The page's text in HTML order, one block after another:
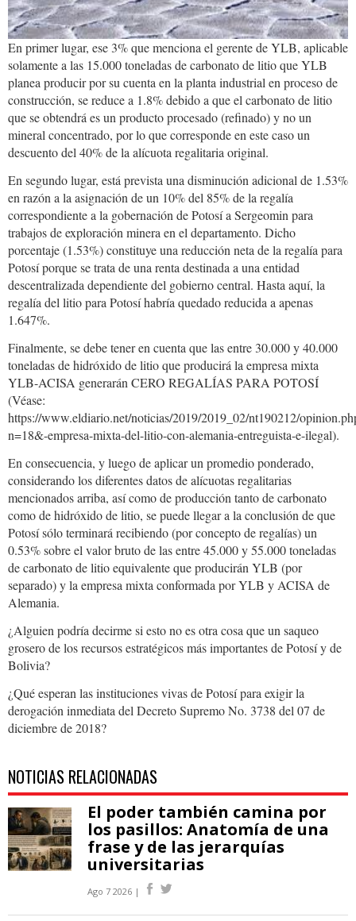
En primer lugar, ese 3% que menciona el gerente de YLB, aplicable
solamente a las 15.000 toneladas de carbonato de litio que YLB
planea producir por su cuenta en la planta industrial en proceso de
construcción, se reduce a 1.8% debido a que el carbonato de litio
que se obtendrá es un producto procesado (refinado) y no un
mineral concentrado, por lo que corresponde en este caso un
descuento del 40% de la alícuota regalitaria original.
En segundo lugar, está prevista una disminución adicional de 1.53%
en razón a la asignación de un 10% del 85% de la regalía
correspondiente a la gobernación de Potosí a Sergeomin para
trabajos de exploración minera en el departamento. Dicho
porcentaje (1.53%) constituye una reducción neta de la regalía para
Potosí porque se trata de una renta destinada a una entidad
descentralizada dependiente del gobierno central. Hasta aquí, la
regalía del litio para Potosí habría quedado reducida a apenas
1.647%.
Finalmente, se debe tener en cuenta que las entre 30.000 y 40.000
toneladas de hidróxido de litio que producirá la empresa mixta
YLB-ACISA generarán CERO REGALÍAS PARA POTOSÍ
(Véase:
https://www.eldiario.net/noticias/2019/2019_02/nt190212/
n=18&-empresa-mixta-del-litio-con-alemania-entreguista-e-ilegal).
En consecuencia, y luego de aplicar un promedio ponderado,
considerando los diferentes datos de alícuotas regalitarias
mencionados arriba, así como de producción tanto de carbonato
como de hidróxido de litio, se puede llegar a la conclusión de que
Potosí sólo terminará recibiendo (por concepto de regalías) un
0.53% sobre el valor bruto de las entre 45.000 y 55.000 toneladas
de carbonato de litio equivalente que producirán YLB (por
separado) y la empresa mixta conformada por YLB y ACISA de
Alemania.
¿Alguien podría decirme si esto no es otra cosa que un saqueo
grosero de los recursos estratégicos más importantes de Potosí y de
Bolivia?
¿Qué esperan las instituciones vivas de Potosí para exigir la
derogación inmediata del Decreto Supremo No. 3738 del 07 de
diciembre de 2018?
NOTICIAS RELACIONADAS
El poder también camina por
los pasillos: Anatomía de una
frase y de las jerarquías
universitarias
Ago 7 2026 |